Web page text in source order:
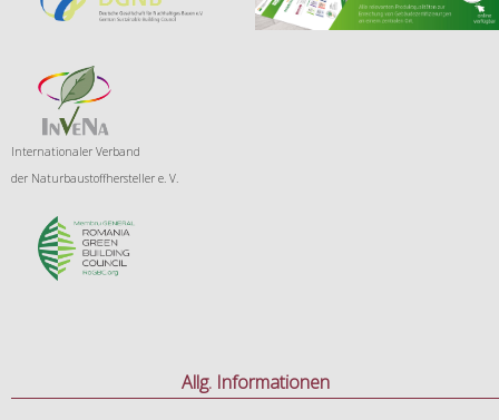
Internationaler Verband
der Naturbaustoffhersteller e. V.
Allg. Informationen